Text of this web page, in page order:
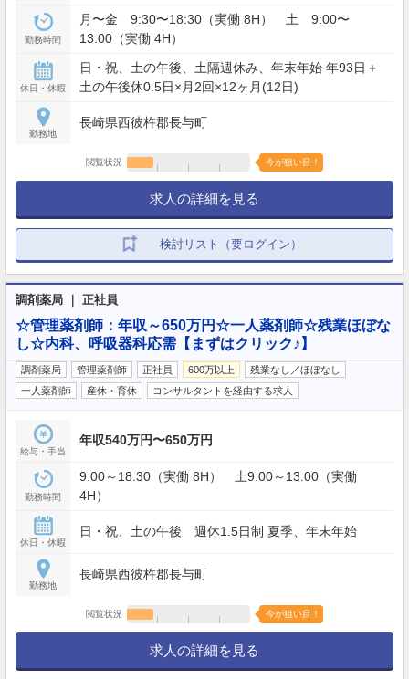
勤務時間
月〜金 9:30〜18:30（実働 8H） 土 9:00〜
13:00（実働 4H）
休日・休暇
日・祝、土の午後、土隔週休み、年末年始 年93日＋
土の午後休0.5日×月2回×12ヶ月(12日)
勤務地
長崎県西彼杵郡長与町
閲覧状況 今が狙い目！
求人の詳細を見る
検討リスト（要ログイン）
調剤薬局 ｜ 正社員
☆管理薬剤師：年収～650万円☆一人薬剤師☆残業ほぼな
し☆内科、呼吸器科応需【まずはクリック♪】
調剤薬局 管理薬剤師 正社員 600万以上
残業なし／ほぼなし
一人薬剤師
産休・育休 コンサルタントを経由する求人
給与・手当
年収540万円〜650万円
勤務時間
9:00～18:30（実働 8H） 土9:00～13:00（実働
4H）
休日・休暇
日・祝、土の午後 週休1.5日制 夏季、年末年始
勤務地
長崎県西彼杵郡長与町
閲覧状況 今が狙い目！
求人の詳細を見る